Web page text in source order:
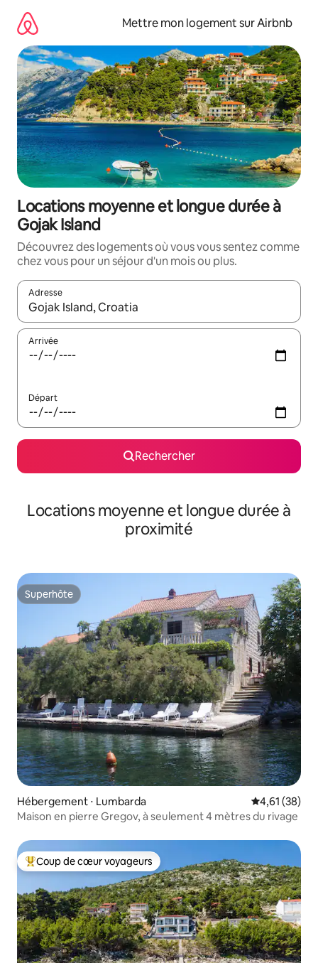
directement
contenu
Mettre mon logement sur Airbnb
Locations moyenne et longue durée à
Gojak Island
Découvrez des logements où vous vous sentez comme
chez vous pour un séjour d'un mois ou plus.
Adresse
Lorsque les résultats s'affichent, utilisez les flèches vers le
Arrivée
Départ
Rechercher
Locations moyenne et longue durée à
proximité
Superhôte
Superhôte
Hébergement ⋅ Lumbarda Évaluation
4,61 (38)
Maison en pierre Gregov, à seulement 4 mètres du rivage
Coups de cœur voyageurs les plus appréciés
Coup de cœur voyageurs